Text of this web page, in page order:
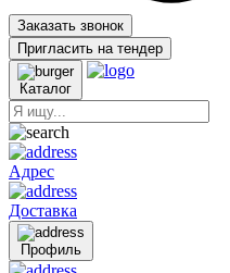
Заказать звонок
Пригласить на тендер
Каталог
Адрес
Доставка
Профиль